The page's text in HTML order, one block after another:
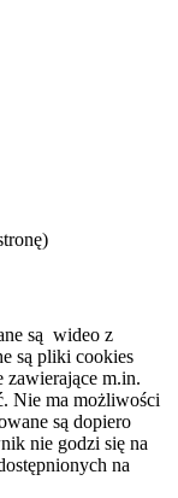
są wideo z
są pliki cookies
zawierające m.in.
Nie ma możliwości
są dopiero
nie godzi się na
na